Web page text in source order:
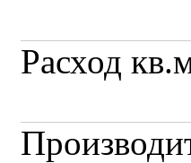
Расход